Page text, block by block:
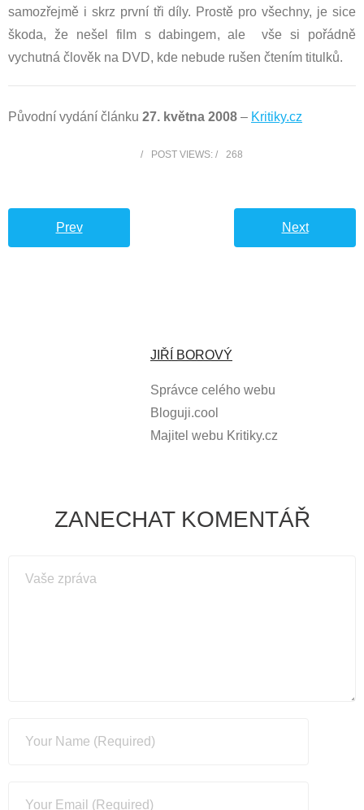
samozřejmě i skrz první tři díly. Prostě pro všechny, je sice
škoda, že nešel film s dabingem, ale vše si pořádně
vychutná člověk na DVD, kde nebude rušen čtením titulků.
Původní vydání článku 27. května 2008 – Kritiky.cz
POST VIEWS: 268
Prev Next
JIŘÍ BOROVÝ
Správce celého webu
Bloguji.cool
Majitel webu Kritiky.cz
ZANECHAT KOMENTÁŘ